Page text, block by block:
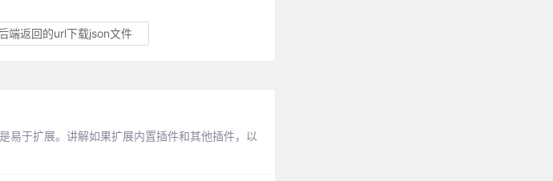
端返回的url下载json文件
于扩展。讲解如果扩展内置插件和其他插件，以